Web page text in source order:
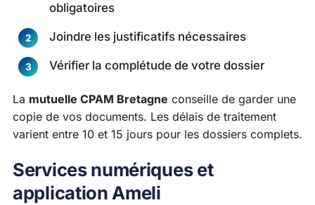
obligatoires
Joindre les justificatifs nécessaires
Vérifier la complétude de votre dossier
La mutuelle CPAM Bretagne conseille de garder une
copie de vos documents. Les délais de traitement
varient entre 10 et 15 jours pour les dossiers complets.
Services numériques et
application Ameli